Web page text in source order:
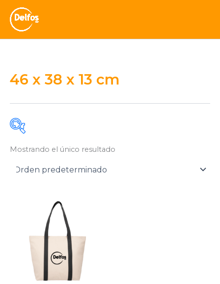
contenido
46 x 38 x 13 cm
Otros (0)
Accesorios / Materos
Mochilas
Necessaires
Oficina / Accesorios
Tecnología
(0)
Textil / Outdoor
Vasos / Termos
Mostrando el único resultado